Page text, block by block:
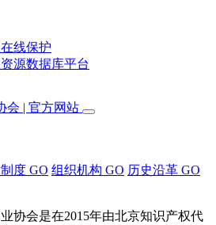
线保护
源数据库平台
度 GO 组织机构 GO 历史沿革 GO
协会是在2015年由北京知识产权代